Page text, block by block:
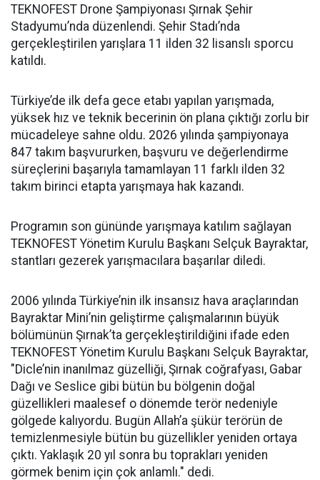
TEKNOFEST Drone Şampiyonası Şırnak Şehir
Stadyumu’nda düzenlendi. Şehir Stadı’nda
gerçekleştirilen yarışlara 11 ilden 32 lisanslı sporcu
katıldı.
Türkiye’de ilk defa gece etabı yapılan yarışmada,
yüksek hız ve teknik becerinin ön plana çıktığı zorlu bir
mücadeleye sahne oldu. 2026 yılında şampiyonaya
847 takım başvururken, başvuru ve değerlendirme
süreçlerini başarıyla tamamlayan 11 farklı ilden 32
takım birinci etapta yarışmaya hak kazandı.
Programın son gününde yarışmaya katılım sağlayan
TEKNOFEST Yönetim Kurulu Başkanı Selçuk Bayraktar,
stantları gezerek yarışmacılara başarılar diledi.
2006 yılında Türkiye’nin ilk insansız hava araçlarından
Bayraktar Mini’nin geliştirme çalışmalarının büyük
bölümünün Şırnak’ta gerçekleştirildiğini ifade eden
TEKNOFEST Yönetim Kurulu Başkanı Selçuk Bayraktar,
"Dicle’nin inanılmaz güzelliği, Şırnak coğrafyası, Gabar
Dağı ve Seslice gibi bütün bu bölgenin doğal
güzellikleri maalesef o dönemde terör nedeniyle
gölgede kalıyordu. Bugün Allah’a şükür terörün de
temizlenmesiyle bütün bu güzellikler yeniden ortaya
çıktı. Yaklaşık 20 yıl sonra bu toprakları yeniden
görmek benim için çok anlamlı." dedi.